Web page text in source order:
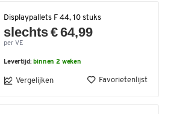
Displaypallets F 44, 10 stuks
slechts € 64,99
per VE
Levertijd: binnen 2 weken
Vergelijken Favorietenlijst